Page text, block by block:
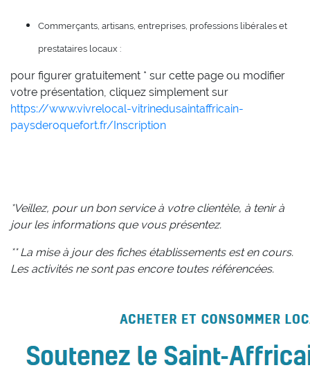
Commerçants, artisans, entreprises, professions libérales et
prestataires locaux :
pour figurer gratuitement * sur cette page ou modifier
votre présentation, cliquez simplement sur
https://www.vivrelocal-vitrinedusaintaffricain-
paysderoquefort.fr/Inscription
*Veillez, pour un bon service à votre clientèle, à tenir à
jour les informations que vous présentez.
** La mise à jour des fiches établissements est en cours.
Les activités ne sont pas encore toutes référencées.